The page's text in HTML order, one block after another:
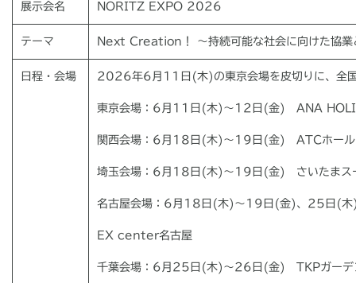
展示会名 NORITZ EXPO 2026
テーマ Next Creation！ ～持続可能な社会に向けた協業
日程・会場 2026年6 月 11 日 (木) の東京会場を皮切りに、全
東京会場： 6 月 11 日 (木) ～ 12 日 (金) ANA
関西会場： 6 月 18 日 (木) ～ 19 日 (金) ATCホール
埼玉会場： 6 月 18 日 (木) ～ 19 日 (金) さいたまス
名古屋会場：6月18日(木)～19日(金)、25日(
EX center名古屋
千葉会場： 6 月 25 日 (木) ～26 日 (金) TKPガー